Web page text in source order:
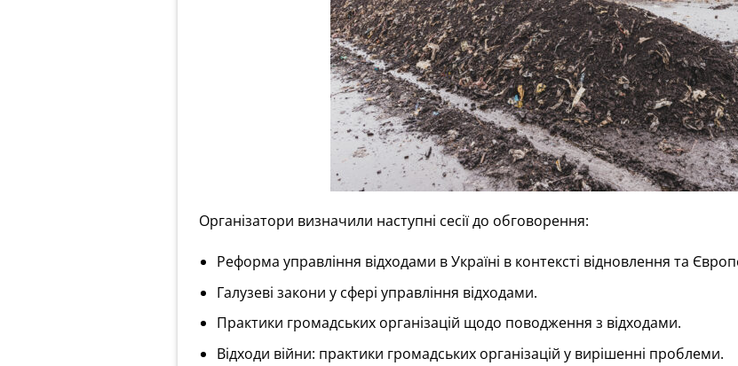
Організатори визначили наступні сесії до обговорення:
Реформа управління відходами в Україні в контексті відновлення та
Галузеві закони у сфері управління відходами.
Практики громадських організацій щодо поводження з відходами.
Відходи війни: практики громадських організацій у вирішенні проблеми.